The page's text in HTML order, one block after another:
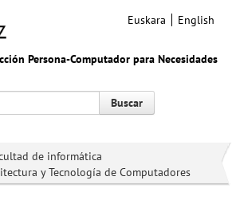
Persona-Computador para Necesidades
Euskara English
Buscar
de informática
y Tecnología de Computadores